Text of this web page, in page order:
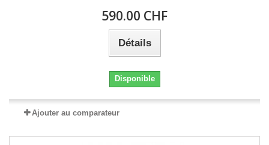
590.00 CHF
Détails
Disponible
Ajouter au comparateur